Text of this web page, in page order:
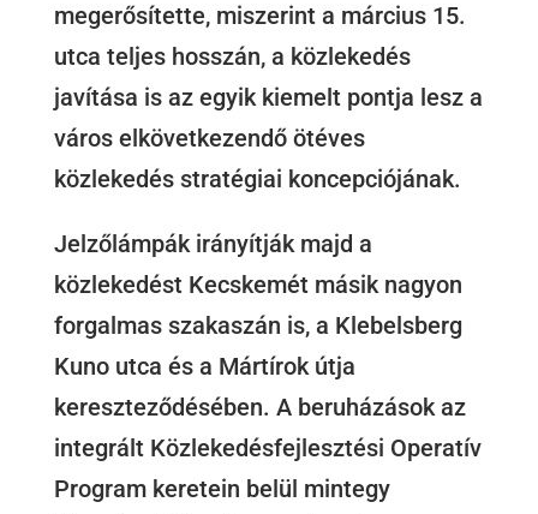
megerősítette, miszerint a március 15.
utca teljes hosszán, a közlekedés
javítása is az egyik kiemelt pontja lesz a
város elkövetkezendő ötéves
közlekedés stratégiai koncepciójának.
Jelzőlámpák irányítják majd a
közlekedést Kecskemét másik nagyon
forgalmas szakaszán is, a Klebelsberg
Kuno utca és a Mártírok útja
kereszteződésében. A beruházások az
integrált Közlekedésfejlesztési Operatív
Program keretein belül mintegy